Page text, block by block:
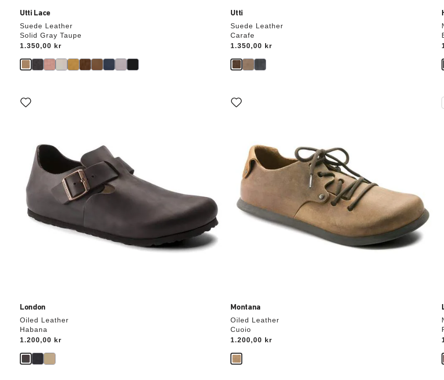
Utti Lace
Suede Leather
Solid Gray Taupe
Price:
1.350,00 kr
Utti
Suede Leather
Carafe
Price:
1.350,00 kr
London
Oiled Leather
Habana
Price:
1.200,00 kr
Interaktion
med
Montana
Oiled Leather
Cuoio
Price:
1.200,00 kr
Interaktion
med